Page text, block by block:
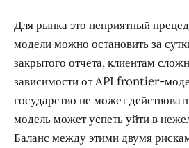
Для рынка это неприятный
модели можно остановить за
закрытого отчёта, клиентам
зависимости от API frontier-
государство не может
модель может успеть уйти в
Баланс между этими двумя